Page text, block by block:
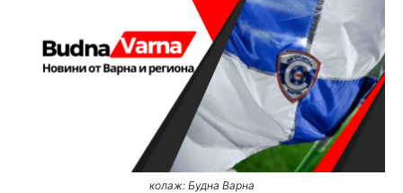
колаж: Будна Варна